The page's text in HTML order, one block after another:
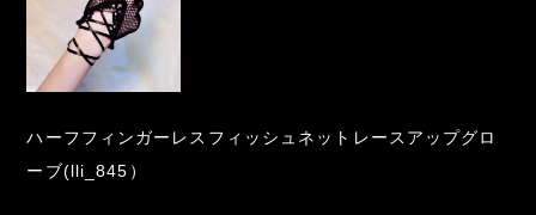
ハーフフィンガーレスフィッシュネットレースアップグロ
ーブ(lli_845）